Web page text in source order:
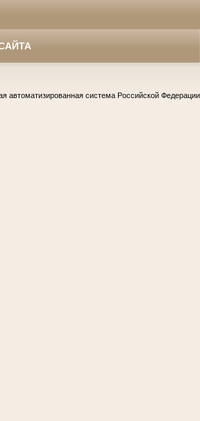
автоматизированная система Российской